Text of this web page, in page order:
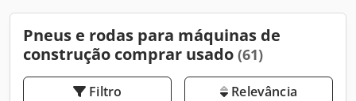
Pneus e rodas para máquinas de
construção comprar usado (61)
Filtro Relevância